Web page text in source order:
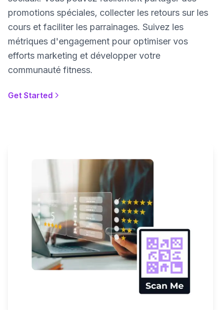
promotions spéciales, collecter les retours sur les
cours et faciliter les parrainages. Suivez les
métriques d'engagement pour optimiser vos
efforts marketing et développer votre
communauté fitness.
Get Started